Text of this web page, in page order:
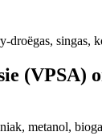
droëgas, singas,
(VPSA)
metanol,